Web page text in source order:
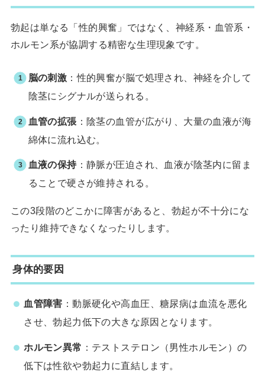
勃起は単なる「性的興奮」ではなく、神経系・血管系・
ホルモン系が協調する精密な生理現象です。
脳の刺激 ：性的興奮が脳で処理され、神経を介して
陰茎にシグナルが送られる。
血管の拡張 ：陰茎の血管が広がり、大量の血液が海
綿体に流れ込む。
血液の保持：静脈が圧迫され、血液が陰茎内に留ま
ることで硬さが維持される。
この3段階のどこかに障害があると、勃起が不十分にな
ったり維持できなくなったりします。
身体的要因
血管障害 ：動脈硬化や高血圧、糖尿病は血流を悪化
させ、勃起力低下の大きな原因となります。
ホルモン異常 ：テストステロン（男性ホルモン）の
低下は性欲や勃起力に直結します。